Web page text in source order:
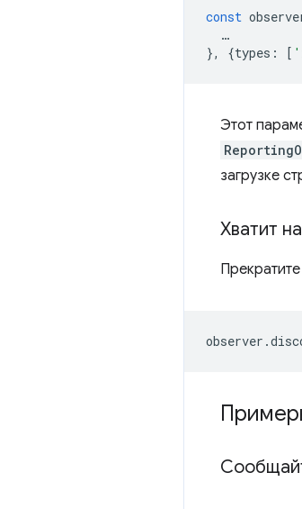
const
…
},
{types : [
Этот
загрузке
Хватит
observer .